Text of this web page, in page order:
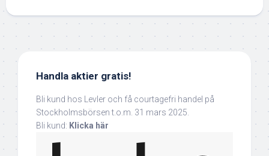
Handla aktier gratis!
Bli kund hos Levler och få courtagefri handel på
Stockholmsbörsen t.o.m. 31 mars 2025.
Bli kund: Klicka här